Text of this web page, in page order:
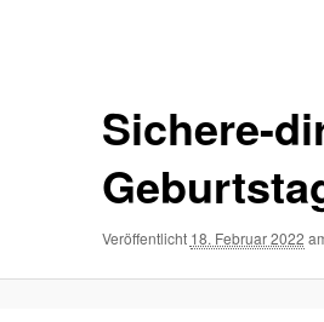
Sichere-
Veröffentlicht 18. Februar 2022